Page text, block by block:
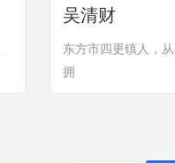
吴清财
东方市四更镇人，
拥